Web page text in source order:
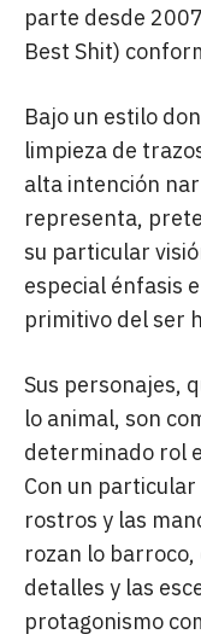
parte desde
Best Shit)
Bajo un estilo
limpieza de
alta intención
representa,
su particular
especial énfasis
primitivo del ser
Sus personajes,
lo animal, son
determinado rol
Con un
rostros y las
rozan lo barroco,
detalles y las
protagonismo